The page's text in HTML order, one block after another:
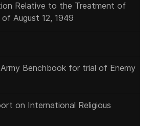
Relative to the Treatment of
August 12, 1949
Benchbook for trial of Enemy
on International Religious